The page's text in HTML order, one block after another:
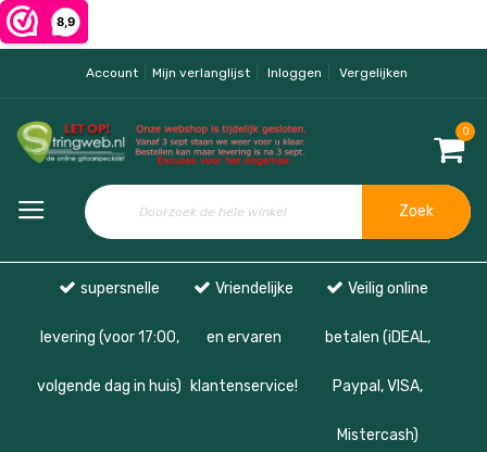
Account Mijn verlanglijst Inloggen Vergelijken
0
Zoek
supersnelle
levering (voor 17:00,
volgende dag in huis)
Vriendelijke
en ervaren
klantenservice!
Veilig online
betalen (iDEAL,
Paypal, VISA,
Mistercash)